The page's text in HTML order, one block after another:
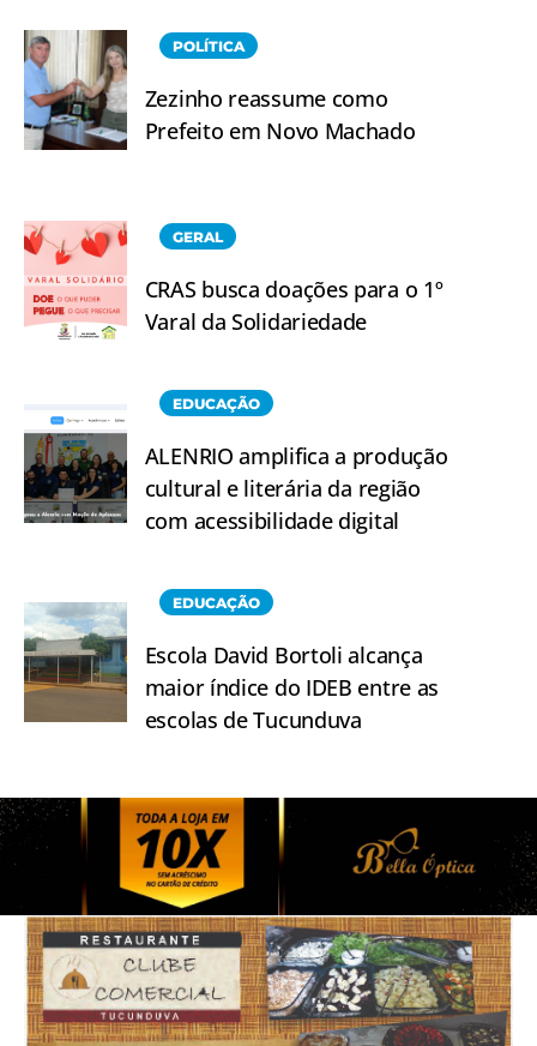
POLÍTICA
Zezinho reassume como
Prefeito em Novo Machado
GERAL
CRAS busca doações para o 1º
Varal da Solidariedade
EDUCAÇÃO
ALENRIO amplifica a produção
cultural e literária da região
com acessibilidade digital
EDUCAÇÃO
Escola David Bortoli alcança
maior índice do IDEB entre as
escolas de Tucunduva